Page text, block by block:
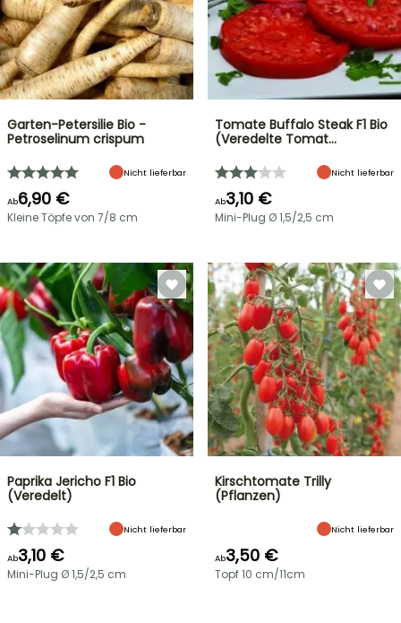
Garten-Petersilie Bio -
Petroselinum crispum
Nicht lieferbar
Ab6,90 €
Kleine Töpfe von 7/8 cm
Tomate Buffalo Steak F1 Bio
(Veredelte Tomat…
Nicht lieferbar
Ab3,10 €
Mini-Plug Ø 1,5/2,5 cm
Paprika Jericho F1 Bio
(Veredelt)
Nicht lieferbar
Ab3,10 €
Mini-Plug Ø 1,5/2,5 cm
Kirschtomate Trilly
(Pflanzen)
Nicht lieferbar
Ab3,50 €
Topf 10 cm/11cm